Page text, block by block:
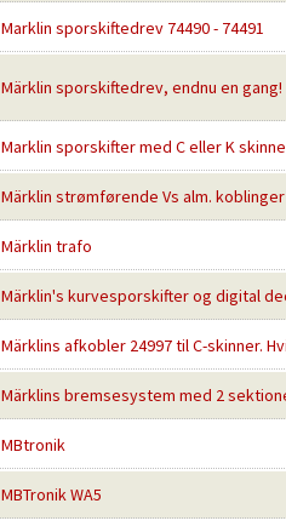
Marklin sporskiftedrev 74490 - 74491
Märklin sporskiftedrev, endnu en gang!
Marklin sporskifter med C eller K
Märklin strømførende Vs alm. koblinger
Märklin trafo
Märklin's kurvesporskifter og digital
Märklins afkobler 24997 til C-skinner.
Märklins bremsesystem med 2
MBtronik
MBTronik WA5